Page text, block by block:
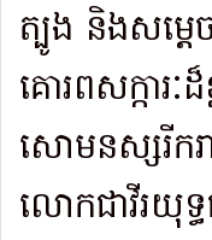
ត្បូង និងសម្តេច
គោរពសក្ការៈ
សោមនស្សរី
លោកជាវីរយុទ្